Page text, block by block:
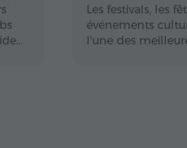
Les festivals, les
événements
l'une des